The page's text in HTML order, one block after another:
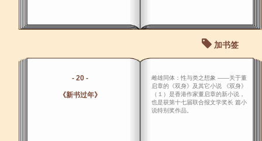
加书签
- 20 -
《新书过年》
雌雄同体：性与类之想象 ――关于董
启章的《双身》及其它小说 《双身》
（１）是香港作家董启章的新小说，
也是获第十七届联合报文学奖长 篇小
说特别奖作品。